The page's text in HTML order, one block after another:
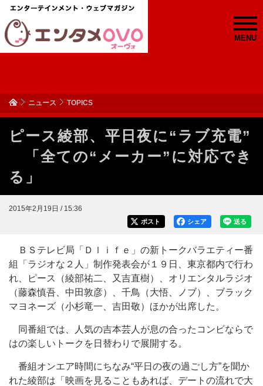
MENU
ニュース TOPICS
ピース綾部、平日夜に“ラブ充電”
「全ての“メーカー”に対応でき
る」
2015年2月19日 / 15:36
送る
シェア
ポスト
ＢＳテレビ局「Ｄｌｉｆｅ」の新トークバラエティー番
組「ラジオな２人」制作発表会が１９日、東京都内で行わ
れ、ピース（綾部祐二、又吉直樹）、オリエンタルラジオ
（藤森慎吾、中田敦彦）、千鳥（大悟、ノブ）、ブラック
マヨネーズ（小杉竜一、吉田敬）ほかが出席した。
同番組では、人気の吉本芸人が息の合ったコンビならで
はの楽しいトークを日替わりで展開する。
番組オンエア時間にちなみ“平日の夜の過ごし方”を聞か
れた綾部は「映画を見ることもあれば、デートの流れで大